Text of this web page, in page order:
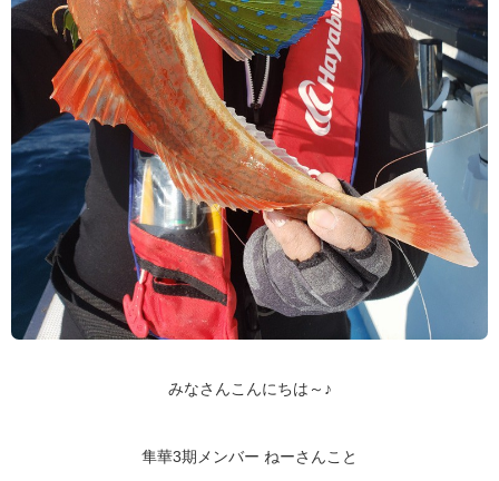
みなさんこんにちは～♪
隼華3期メンバー ねーさんこと